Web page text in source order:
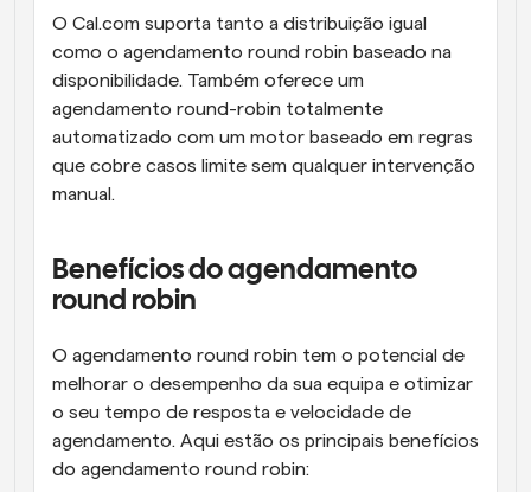
O Cal.com suporta tanto a distribuição igual
como o agendamento round robin baseado na
disponibilidade. Também oferece um
agendamento round-robin totalmente
automatizado com um motor baseado em regras
que cobre casos limite sem qualquer intervenção
manual.
Benefícios do agendamento
round robin
O agendamento round robin tem o potencial de
melhorar o desempenho da sua equipa e otimizar
o seu tempo de resposta e velocidade de
agendamento. Aqui estão os principais benefícios
do agendamento round robin: